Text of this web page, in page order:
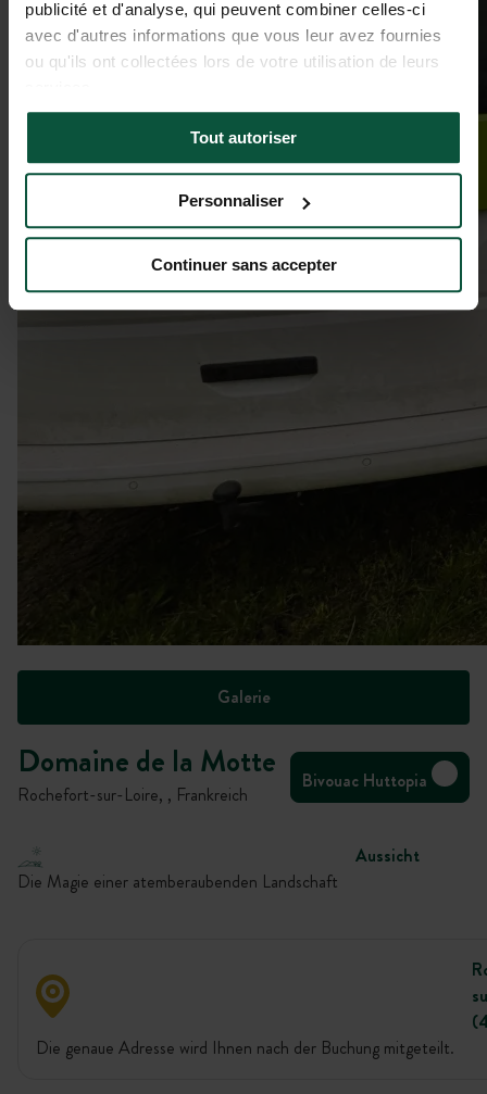
publicité et d'analyse, qui peuvent combiner celles-ci
avec d'autres informations que vous leur avez fournies
ou qu'ils ont collectées lors de votre utilisation de leurs
Tout autoriser
Personnaliser
Continuer sans accepter
Galerie
Domaine de la Motte
Rochefort-sur-Loire, , Frankreich
Bivouac Huttopia
Aussicht
Die Magie einer atemberaubenden Landschaft
Die genaue Adresse wird Ihnen nach der Buchung mitgeteilt.